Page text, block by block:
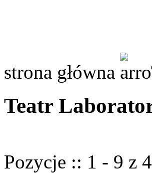
strona główna
Teatr
Pozycje :: 1 - 9 z